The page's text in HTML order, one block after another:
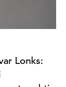
Lonks: